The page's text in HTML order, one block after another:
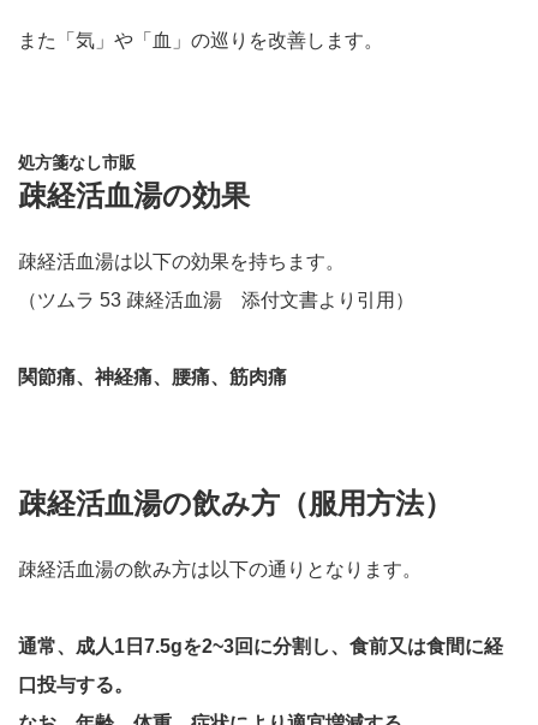
また「気」や「血」の巡りを改善します。
処方箋なし市販
疎経活血湯の効果
疎経活血湯は以下の効果を持ちます。
（ツムラ 53 疎経活血湯 添付文書より引用）
関節痛、神経痛、腰痛、筋肉痛
疎経活血湯の飲み方（服用方法）
疎経活血湯の飲み方は以下の通りとなります。
通常、成人1日7.5gを2~3回に分割し、食前又は食間に経
口投与する。